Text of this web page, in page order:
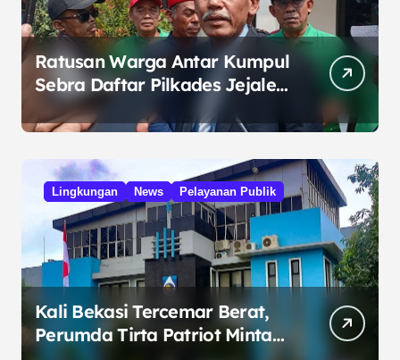
Ratusan Warga Antar Kumpul
Sebra Daftar Pilkades Jejalen
Jaya, Serukan Pemilu Damai
Lingkungan News Pelayanan Publik
Kali Bekasi Tercemar Berat,
Perumda Tirta Patriot Minta